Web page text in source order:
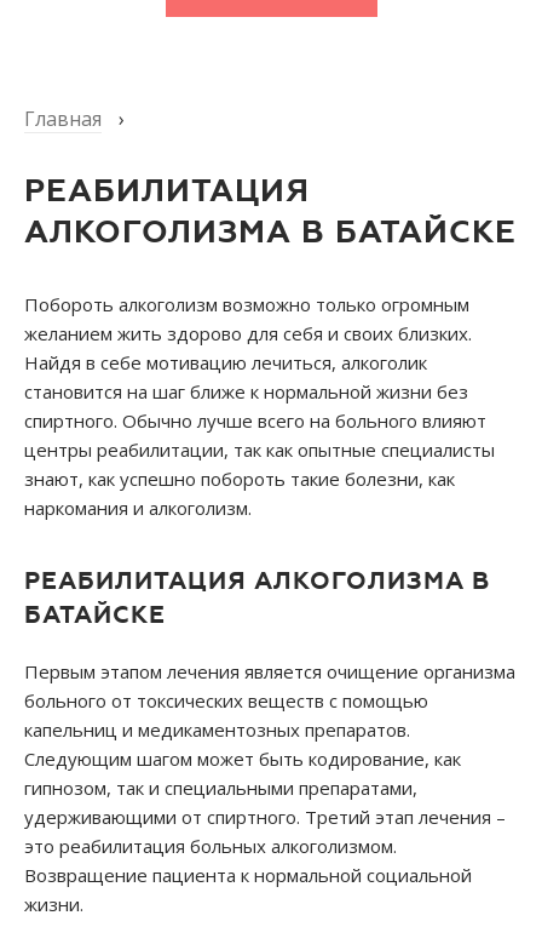
Главная ›
РЕАБИЛИТАЦИЯ
АЛКОГОЛИЗМА В БАТАЙСКЕ
Побороть алкоголизм возможно только огромным
желанием жить здорово для себя и своих близких.
Найдя в себе мотивацию лечиться, алкоголик
становится на шаг ближе к нормальной жизни без
спиртного. Обычно лучше всего на больного влияют
центры реабилитации, так как опытные специалисты
знают, как успешно побороть такие болезни, как
наркомания и алкоголизм.
РЕАБИЛИТАЦИЯ АЛКОГОЛИЗМА В
БАТАЙСКЕ
Первым этапом лечения является очищение организма
больного от токсических веществ с помощью
капельниц и медикаментозных препаратов.
Следующим шагом может быть кодирование, как
гипнозом, так и специальными препаратами,
удерживающими от спиртного. Третий этап лечения –
это реабилитация больных алкоголизмом.
Возвращение пациента к нормальной социальной
жизни.